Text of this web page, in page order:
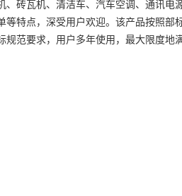
砖瓦机、清洁车、汽车空调、通讯
等特点，深受用户欢迎。该产品按照
范要求，用户多年使用，最大限度地